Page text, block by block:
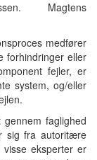
Magtens
medfører
forhindringer eller
fejler, er
system, og/eller
faglighed
sig fra autoritære
visse eksperter er